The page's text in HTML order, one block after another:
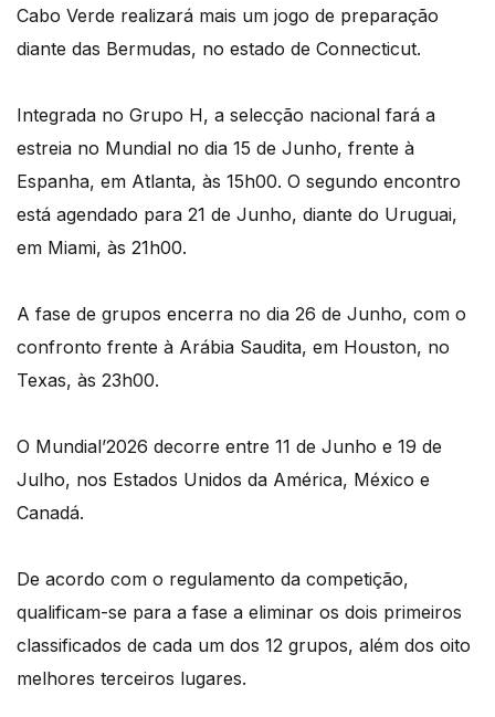
Cabo Verde realizará mais um jogo de preparação
diante das Bermudas, no estado de Connecticut.
Integrada no Grupo H, a selecção nacional fará a
estreia no Mundial no dia 15 de Junho, frente à
Espanha, em Atlanta, às 15h00. O segundo encontro
está agendado para 21 de Junho, diante do Uruguai,
em Miami, às 21h00.
A fase de grupos encerra no dia 26 de Junho, com o
confronto frente à Arábia Saudita, em Houston, no
Texas, às 23h00.
O Mundial’2026 decorre entre 11 de Junho e 19 de
Julho, nos Estados Unidos da América, México e
Canadá.
De acordo com o regulamento da competição,
qualificam-se para a fase a eliminar os dois primeiros
classificados de cada um dos 12 grupos, além dos oito
melhores terceiros lugares.